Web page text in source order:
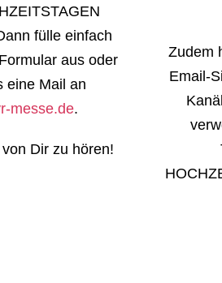
fülle einfach
aus oder
eine Mail an
messe.de.
Dir zu hören!
Zudem
Email-